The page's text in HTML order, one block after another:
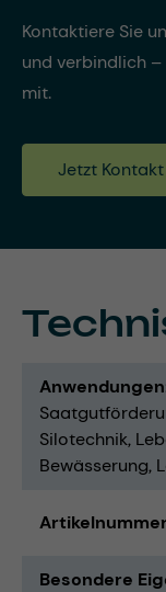
Kontaktiere Sie
und verbindlich
mit.
Jetzt
Anwendungen
Silotechnik
Bewässerung
Artikelnummer
Besondere